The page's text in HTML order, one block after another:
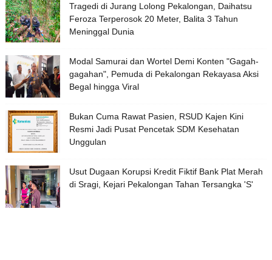
Tragedi di Jurang Lolong Pekalongan, Daihatsu
Feroza Terperosok 20 Meter, Balita 3 Tahun
Meninggal Dunia
Modal Samurai dan Wortel Demi Konten "Gagah-
gagahan", Pemuda di Pekalongan Rekayasa Aksi
Begal hingga Viral
Bukan Cuma Rawat Pasien, RSUD Kajen Kini
Resmi Jadi Pusat Pencetak SDM Kesehatan
Unggulan
Usut Dugaan Korupsi Kredit Fiktif Bank Plat Merah
di Sragi, Kejari Pekalongan Tahan Tersangka 'S'